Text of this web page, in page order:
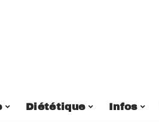
Diététique Infos